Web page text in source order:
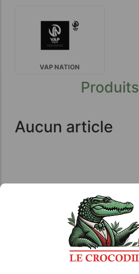
VAP NATION
Produits
Aucun article
Avis clients